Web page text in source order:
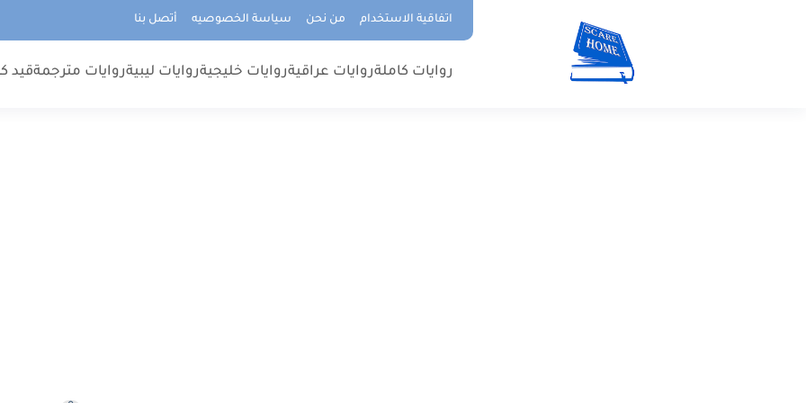
اتفاقية الاستخدام من نحن سياسة الخصوصيه أتصل بنا
روايات كاملةروايات عراقيةروايات خليجيةروايات ليبيةروايات مترجمةقيد